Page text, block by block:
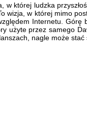
w której ludzka
wizja, w której mimo
Internetu.
użyte przez samego
nagle może